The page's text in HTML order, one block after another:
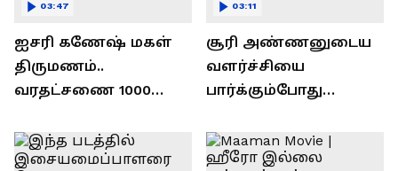
ஐசரி கணேஷ் மகள்
திருமணம்..
வரதட்சணை 1000
ரொக்கம் எவ்வளவு
தெரியுமா?
03:47
சூரி அண்ணனுடைய
வளர்ச்சியை
பார்க்கும்போது
இருக்கிறது !
லோகேஷ் கனகராஜ்
03:11